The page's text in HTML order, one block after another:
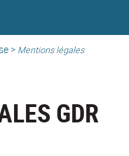
> Mentions légales
GDR